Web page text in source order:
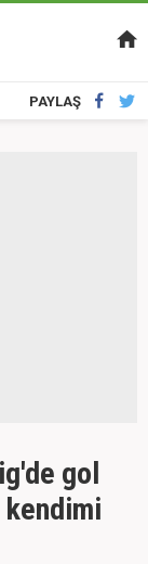
PAYLAŞ
gol
kendimi